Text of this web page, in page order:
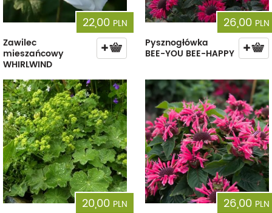
22,00 PLN
Zawilec
mieszańcowy
WHIRLWIND
26,00 PLN
Pysznogłówka
BEE-YOU BEE-HAPPY
20,00 PLN
26,00 PLN